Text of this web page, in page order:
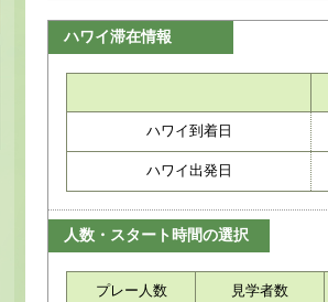
ハワイ滞在情報
ハワイ到着日
ハワイ出発日
人数・スタート時間の選択
プレー人数 見学者数